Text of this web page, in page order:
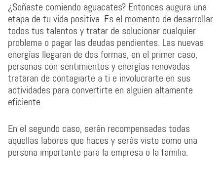
¿Soñaste comiendo aguacates? Entonces augura una
etapa de tu vida positiva. Es el momento de desarrollar
todos tus talentos y tratar de solucionar cualquier
problema o pagar las deudas pendientes. Las nuevas
energías llegaran de dos formas, en el primer caso,
personas con sentimientos y energías renovadas
trataran de contagiarte a ti e involucrarte en sus
actividades para convertirte en alguien altamente
eficiente.
En el segundo caso, serán recompensadas todas
aquellas labores que haces y serás visto como una
persona importante para la empresa o la familia.